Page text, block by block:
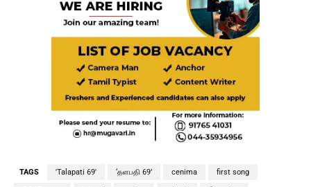
TAGS 'Talapati 69' ‘தளபதி 69’ cenima first song